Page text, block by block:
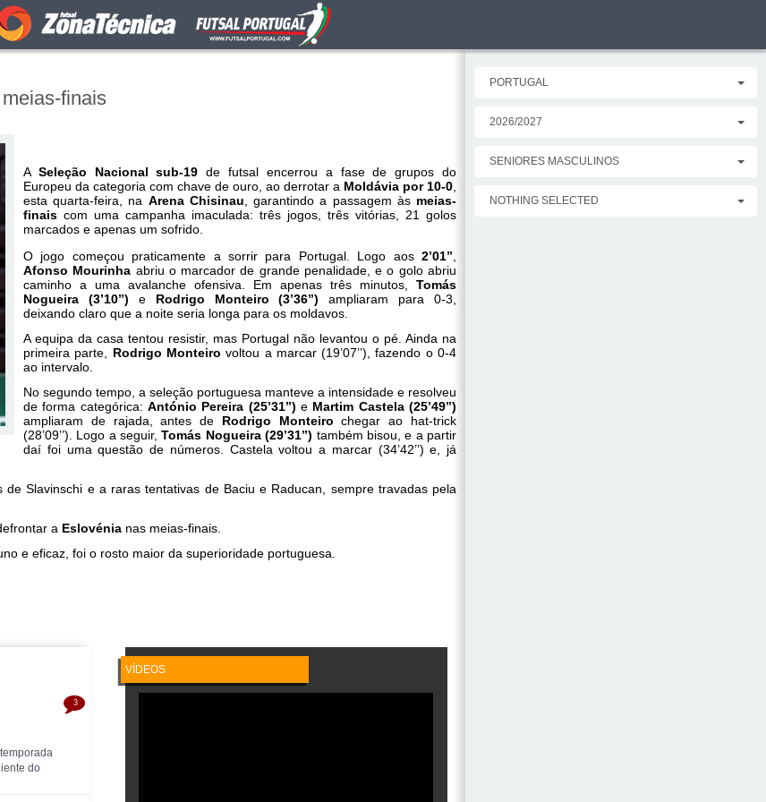
finais
A Seleção Nacional sub-19 de futsal encerrou a fase de grupos do
Europeu da categoria com chave de ouro, ao derrotar a Moldávia por 10-0
esta quarta-feira, na Arena Chisinau , garantindo a passagem às meias-
finais com uma campanha imaculada: três jogos, três vitórias, 21 golos
marcados e apenas um sofrido.
O jogo começou praticamente a sorrir para Portugal. Logo aos 2’01’’
Afonso Mourinha abriu o marcador de grande penalidade, e o golo abriu
caminho a uma avalanche ofensiva. Em apenas três minutos, Tomás
Nogueira (3’10’’) e Rodrigo Monteiro (3’36’’) ampliaram para 0-3,
deixando claro que a noite seria longa para os moldavos.
A equipa da casa tentou resistir, mas Portugal não levantou o pé. Ainda na
primeira parte, Rodrigo Monteiro voltou a marcar (19’07’’), fazendo o 0-4
ao intervalo.
No segundo tempo, a seleção portuguesa manteve a intensidade e resolveu
de forma categórica: António Pereira (25’31’’) e Martim Castela (25’49’’)
ampliaram de rajada, antes de Rodrigo Monteiro chegar ao hat-trick
(28’09’’). Logo a seguir,Tomás Nogueira (29’31’’) também bisou, e a partir
daí foi uma questão de números. Castela voltou a marcar (34’42’’) e, já
de Slavinschi e a raras tentativas de Baciu e Raducan, sempre travadas pela
a Eslovénia nas meias-finais.
e eficaz, foi o rosto maior da superioridade portuguesa.
do
3
VÍDEOS
PORTUGAL
2026/2027
SENIORES MASCULINOS
NOTHING SELECTED